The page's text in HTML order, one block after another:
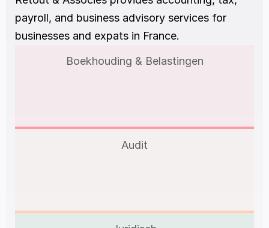
payroll, and business advisory services for
businesses and expats in France.
Boekhouding & Belastingen
Audit